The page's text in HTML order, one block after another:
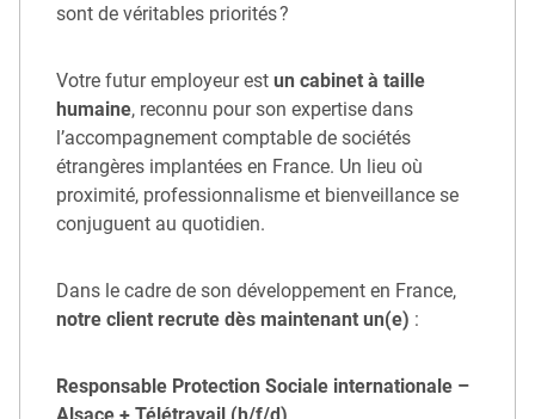
sont de véritables priorités ?
Votre futur employeur est un cabinet à taille
humaine, reconnu pour son expertise dans
l’accompagnement comptable de sociétés
étrangères implantées en France. Un lieu où
proximité, professionnalisme et bienveillance se
conjuguent au quotidien.
Dans le cadre de son développement en France,
notre client recrute dès maintenant un(e) :
Responsable Protection Sociale internationale –